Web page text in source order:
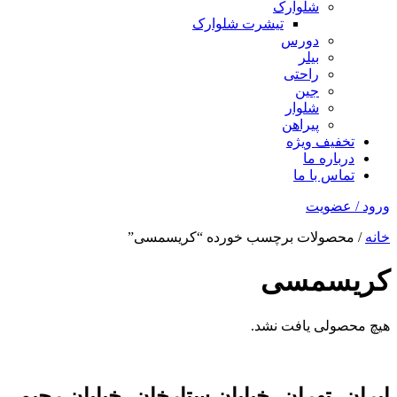
شلوارک
تیشرت شلوارک
دورس
بیلر
راحتی
جین
شلوار
پیراهن
تخفیف ویژه
درباره ما
تماس با ما
ورود / عضویت
خانه / محصولات برچسب خورده “کریسمسی”
کریسمسی
هیچ محصولی یافت نشد.